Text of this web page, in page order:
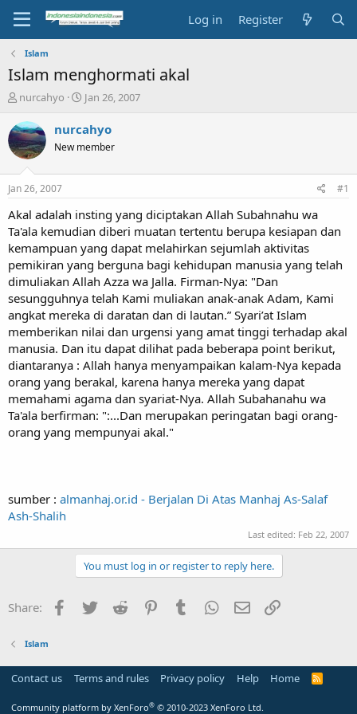
Log in Register
Islam
Islam menghormati akal
T
r
e
a
t
a
r
t
e
r
nurcahyo
S
a
t
e
Jan 26, 2007
nurcahyo
New member
Jan 26, 2007 #1
Akal adalah insting yang diciptakan Allah Subahnahu wa
Ta'ala kemudian diberi muatan tertentu berupa kesiapan dan
kemampuan yang dapat melahirkan sejumlah aktivitas
pemikiran yang berguna bagi kehidupan manusia yang telah
dimuliakan Allah Azza wa Jalla. Firman-Nya: "Dan
sesungguhnya telah Kami muliakan anak-anak Adam, Kami
angkat mereka di daratan dan di lautan.” Syari’at Islam
memberikan nilai dan urgensi yang amat tinggi terhadap akal
manusia. Dan itu dapat dilihat pada beberapa point berikut,
diantaranya : Allah hanya menyampaikan kalam-Nya kepada
orang yang berakal, karena hanya mereka yang dapat
memahami agama dan syariat-Nya. Allah Subahanahu wa
Ta'ala berfirman: ":...Dan merupakan peringatan bagi orang-
orang yang mempunyai akal."
sumber : almanhaj.or.id - Berjalan Di Atas Manhaj As-Salaf
Ash-Shalih
Last edited: Feb 22, 2007
You must log in or register to reply here.
Share: Facebook
Twitter Reddit PinterestTumblr WhatsApp
Email
Islam
Contact us Terms and rules Privacy policy Help Home
R
Community platform by XenForo® © 2010-2023 XenForo Ltd.